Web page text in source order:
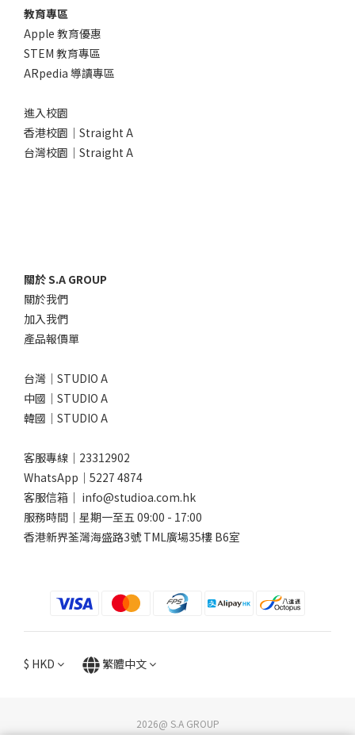
教育專區
Apple 教育優惠
STEM 教育專區
ARpedia 導讀專區
進入校園
香港校園｜Straight A
台灣校園｜Straight A
關於 S.A GROUP
關於我們
加入我們
產品報價單
台灣｜STUDIO A
中國｜STUDIO A
韓國｜STUDIO A
客服專線｜23312902
WhatsApp｜ 5227 4874
客服信箱｜ info@studioa.com.hk
服務時間｜星期一至五 09:00 - 17:00
香港新界荃灣海盛路3號 TML廣場35樓 B6室
$ HKD 繁體中文
2026@ S.A GROUP